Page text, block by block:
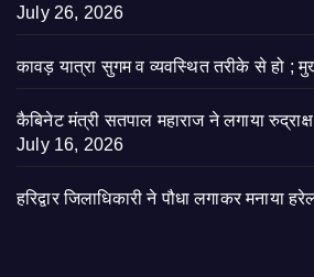
July 26, 2026
कावड़ यात्रा सुगम व व्यवस्थित तरीके से हो ;
कैबिनेट मंत्री सतपाल महाराज ने लगाया रुद्राक्ष
July 16, 2026
हरिद्वार जिलाधिकारी ने पौधा लगाकर मनाया